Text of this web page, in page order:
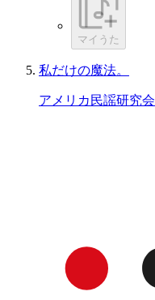
マイうた
私だけの魔法。
アメリカ民謡研究会